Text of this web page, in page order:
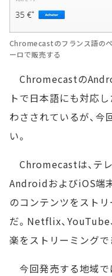
Chromecastのフランス語の
ーロで販売する
Chromecastの
トで日本語にも対応
わさされているが、
い。
Chromecastは、テ
AndroidおよびiOS端
のコンテンツをスト
だ。Netflix、
楽をストリーミングで
今回発売する地域で